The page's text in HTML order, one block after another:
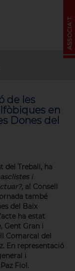
de les
en
Dones del
del Treball, ha
i
, al Consell
també
del Baix
ha estat
Gent Gran i
Comarcal del
En representació
i
Fiol.